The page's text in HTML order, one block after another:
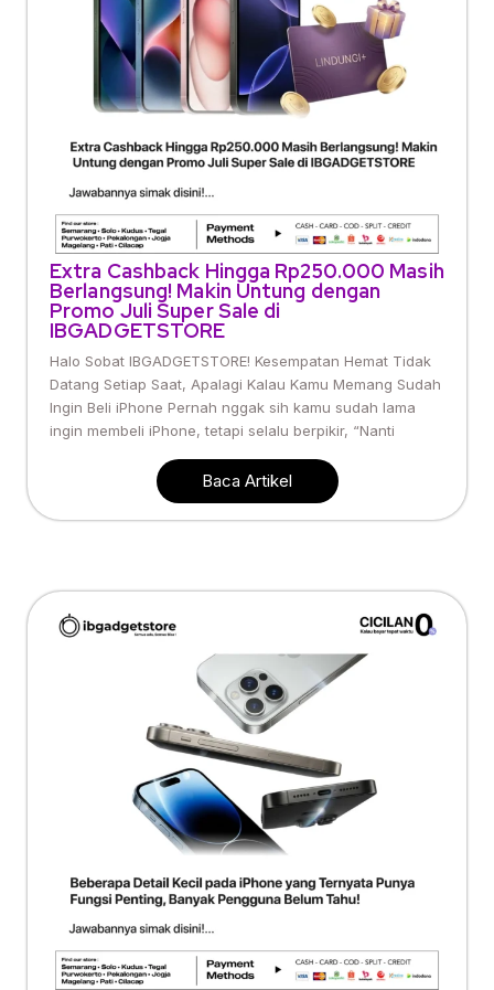
Extra Cashback Hingga Rp250.000 Masih
Berlangsung! Makin Untung dengan
Promo Juli Super Sale di
IBGADGETSTORE
Halo Sobat IBGADGETSTORE! Kesempatan Hemat Tidak
Datang Setiap Saat, Apalagi Kalau Kamu Memang Sudah
Ingin Beli iPhone Pernah nggak sih kamu sudah lama
ingin membeli iPhone, tetapi selalu berpikir, “Nanti
Baca Artikel